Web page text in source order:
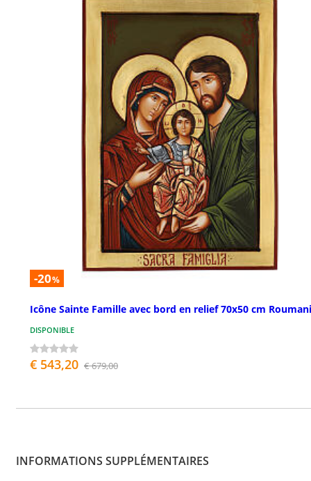
-20%
Icône Sainte Famille avec bord en relief 70x50 cm
DISPONIBLE
€ 543,20 € 679,00
INFORMATIONS SUPPLÉMENTAIRES